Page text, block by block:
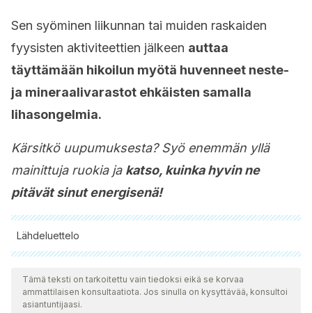
Sen syöminen liikunnan tai muiden raskaiden
fyysisten aktiviteettien jälkeen auttaa
täyttämään hikoilun myötä huvenneet neste-
ja mineraalivarastot ehkäisten samalla
lihasongelmia.
Kärsitkö uupumuksesta? Syö enemmän yllä
mainittuja ruokia ja katso, kuinka hyvin ne
pitävät sinut energisenä!
Lähdeluettelo
Kaikki lainatut lähteet tarkistettiin perusteellisesti tiimimme
toimesta varmistaaksemme niiden laadun, luotettavuuden,
ajantasaisuuden ja pätevyyden. Tämän artikkelin bibliografia
Tämä teksti on tarkoitettu vain tiedoksi eikä se korvaa
ammattilaisen konsultaatiota. Jos sinulla on kysyttävää, konsultoi
asiantuntijaasi.